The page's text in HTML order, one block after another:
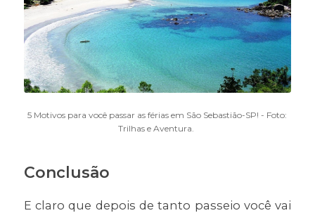
5 Motivos para você passar as férias em São Sebastião-SP! - Foto:
Trilhas e Aventura.
Conclusão
E claro que depois de tanto passeio você vai